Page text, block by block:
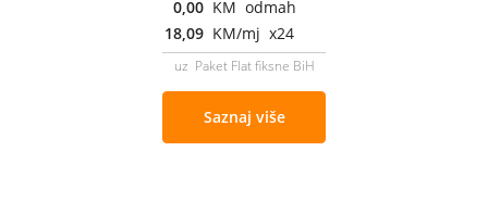
0,00 KM odmah
18,09 KM/mj x24
uz Paket Flat fiksne BiH
Saznaj više